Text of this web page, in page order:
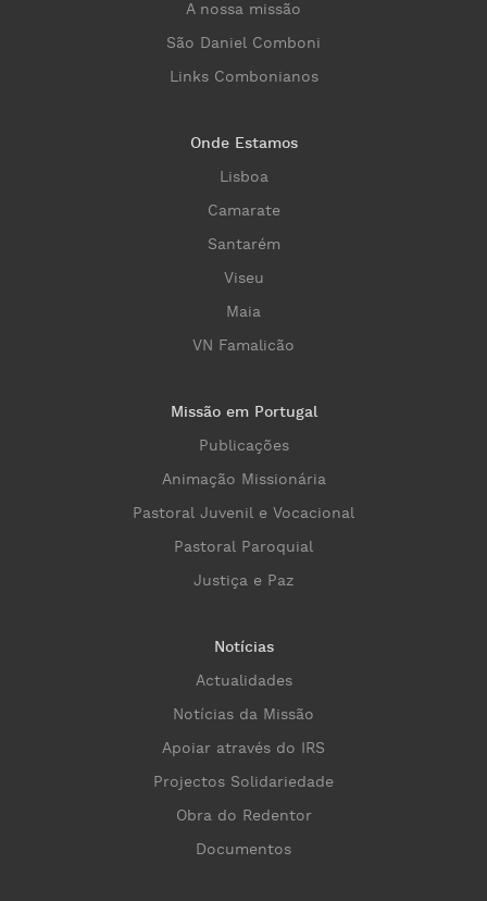
A nossa missão
São Daniel Comboni
Links Combonianos
Onde Estamos
Lisboa
Camarate
Santarém
Viseu
Maia
VN Famalicão
Missão em Portugal
Publicações
Animação Missionária
Pastoral Juvenil e Vocacional
Pastoral Paroquial
Justiça e Paz
Notícias
Actualidades
Notícias da Missão
Apoiar através do IRS
Projectos Solidariedade
Obra do Redentor
Documentos